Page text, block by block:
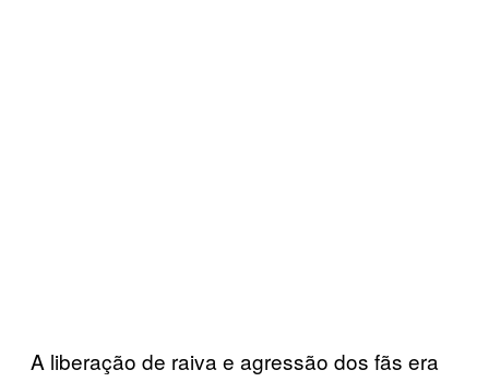
A liberação de raiva e agressão dos fãs era